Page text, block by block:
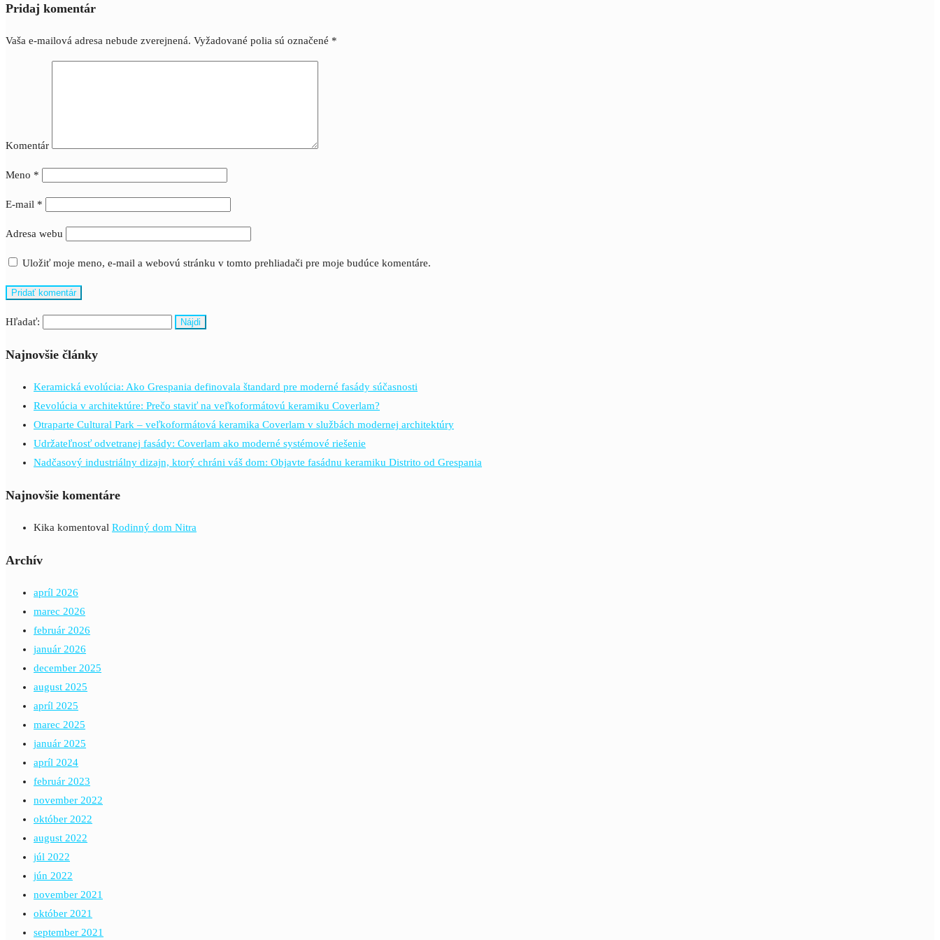
Pridaj komentár
Vaša e-mailová adresa nebude zverejnená. Vyžadované polia sú označené *
Komentár
Meno *
E-mail *
Adresa webu
Uložiť moje meno, e-mail a webovú stránku v tomto prehliadači pre moje budúce komentáre.
Hľadať:
Najnovšie články
Keramická evolúcia: Ako Grespania definovala štandard pre moderné fasády súčasnosti
Revolúcia v architektúre: Prečo staviť na veľkoformátovú keramiku Coverlam?
Otraparte Cultural Park – veľkoformátová keramika Coverlam v službách modernej architektúry
Udržateľnosť odvetranej fasády: Coverlam ako moderné systémové riešenie
Nadčasový industriálny dizajn, ktorý chráni váš dom: Objavte fasádnu keramiku Distrito od Grespania
Najnovšie komentáre
Kika komentoval Rodinný dom Nitra
Archív
apríl 2026
marec 2026
február 2026
január 2026
december 2025
august 2025
apríl 2025
marec 2025
január 2025
apríl 2024
február 2023
november 2022
október 2022
august 2022
júl 2022
jún 2022
november 2021
október 2021
september 2021